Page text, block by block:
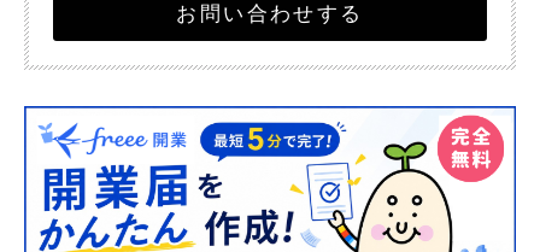
お問い合わせする